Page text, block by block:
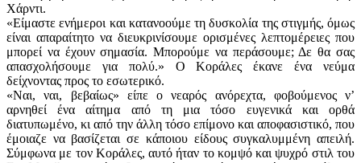
Χάρντι.
«Είμαστε ενήμεροι και κατανοούμε τη δυσκολία της στιγμής, όμως
είναι απαραίτητο να διευκρινίσουμε ορισμένες λεπτομέρειες που
μπορεί να έχουν σημασία. Μπορούμε να περάσουμε; Δε θα σας
απασχολήσουμε για πολύ.» Ο Κοράλες έκανε ένα νεύμα
δείχνοντας προς το εσωτερικό.
«Ναι, ναι, βεβαίως» είπε ο νεαρός ανόρεχτα, φοβούμενος νʼ
αρνηθεί ένα αίτημα από τη μια τόσο ευγενικά και ορθά
διατυπωμένο, κι από την άλλη τόσο επίμονο και αποφασιστικό, που
έμοιαζε να βασίζεται σε κάποιου είδους συγκαλυμμένη απειλή.
Σύμφωνα με τον Κοράλες, αυτό ήταν το κομψό και ψυχρό στιλ του